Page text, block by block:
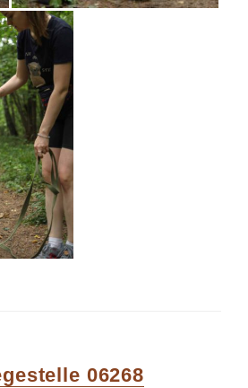
06268